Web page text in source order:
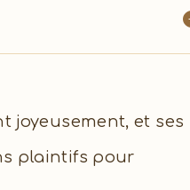
joyeusement, et ses
plaintifs pour